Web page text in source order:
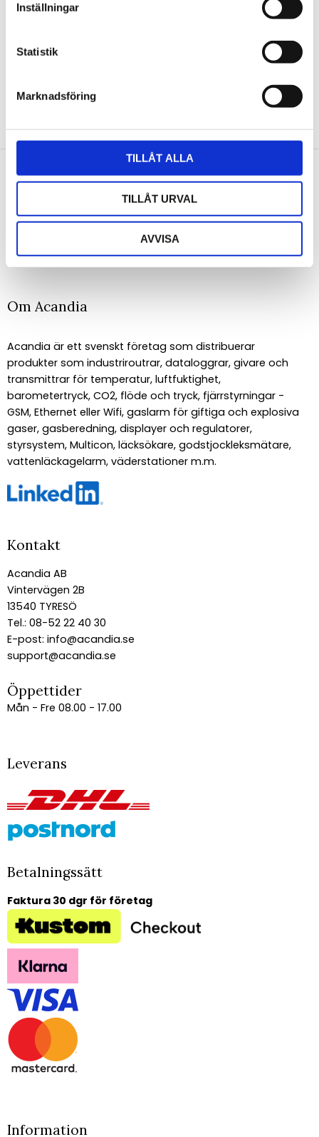
Inställningar
Statistik
Marknadsföring
TILLÅT ALLA
TILLÅT URVAL
AVVISA
NYHETSBREV
Anmäl dig till vårt nyhetsbrev och ta del av de
PRENUMERERA
Om Acandia
Acandia är ett svenskt företag som distribuerar
produkter som industriroutrar, dataloggrar, givare och
transmittrar för temperatur, luftfuktighet,
barometertryck, CO2, flöde och tryck, fjärrstyrningar -
GSM, Ethernet eller Wifi, gaslarm för giftiga och explosiva
gaser, gasberedning, displayer och regulatorer,
styrsystem, Multicon, läcksökare, godstjockleksmätare,
vattenläckagelarm, väderstationer m.m.
Kontakt
Acandia AB
Vintervägen 2B
13540 TYRESÖ
Tel.: 08-52 22 40 30
E-post: info@acandia.se
support@acandia.se
Öppettider
Mån - Fre 08.00 - 17.00
Leverans
Betalningssätt
Faktura 30 dgr för företag
Information